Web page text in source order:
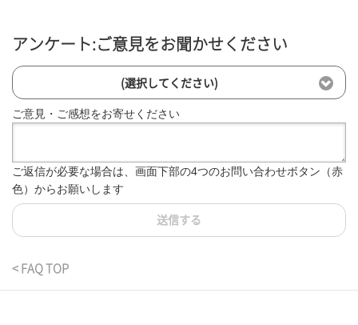
アンケート:ご意見をお聞かせください
(選択してください)
ご意見・ご感想をお寄せください
ご返信が必要な場合は、画面下部の4つのお問い合わせボタン（赤
色）からお願いします
送信する
< FAQ TOP